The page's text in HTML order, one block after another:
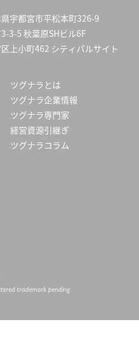
宇都宮市平松本町326-9
3-5 秋葉原SHビル6F
上小町462 シティパルサイト
ツグナラとは
ツグナラ企業情報
ツグナラ専門家
経営資源引継ぎ
ツグナラコラム
trademark pending.